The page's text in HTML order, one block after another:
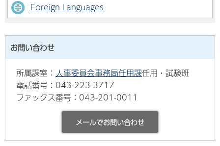
Foreign Languages
お問い合わせ
所属課室： 人事委員会事務局任用課任用・試験班
電話番号：043-223-3717
ファックス番号：043-201-0011